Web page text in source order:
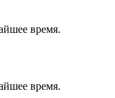
время.
время.